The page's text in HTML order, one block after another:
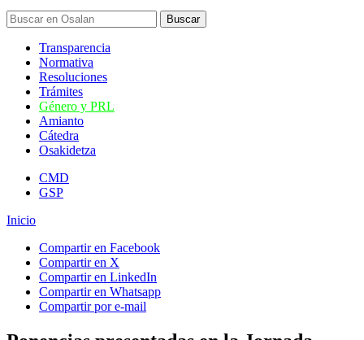
Transparencia
Normativa
Resoluciones
Trámites
Género y PRL
Amianto
Cátedra
Osakidetza
CMD
GSP
Inicio
Compartir en Facebook
Compartir en X
Compartir en LinkedIn
Compartir en Whatsapp
Compartir por e-mail